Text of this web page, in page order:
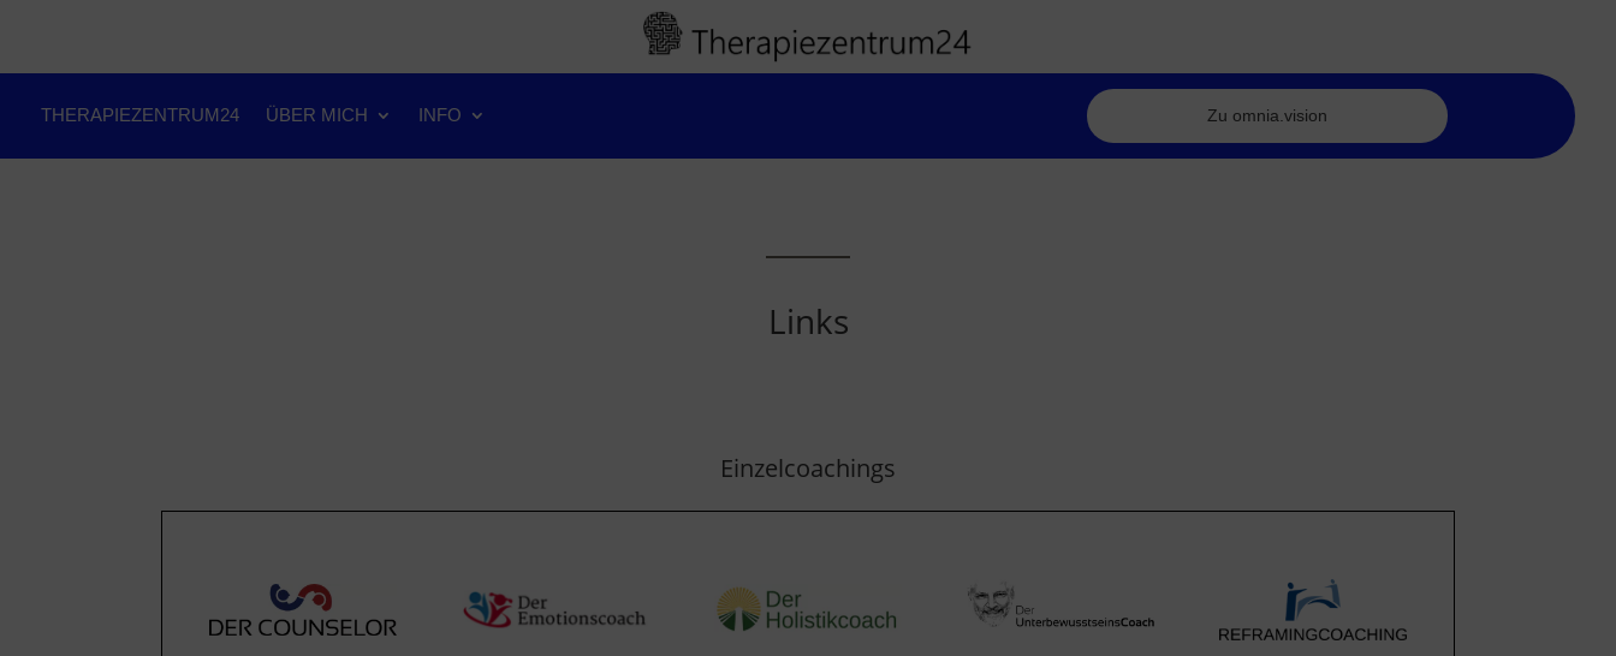
THERAPIEZENTRUM24 ÜBER MICH INFO Zu omnia.vision
Links
Einzelcoachings